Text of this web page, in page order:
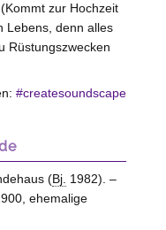
zur Hochzeit
Lebens, denn alles
Rüstungszwecken
#createsoundscape
(Bj. 1982). –
ehemalige